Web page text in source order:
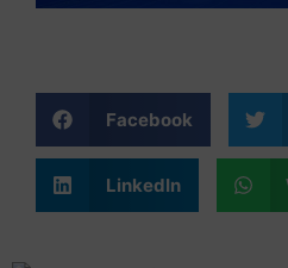
Facebook
LinkedIn